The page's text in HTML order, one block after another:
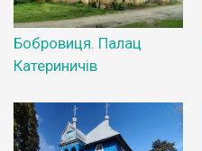
Бобровиця. Палац
Катериничів